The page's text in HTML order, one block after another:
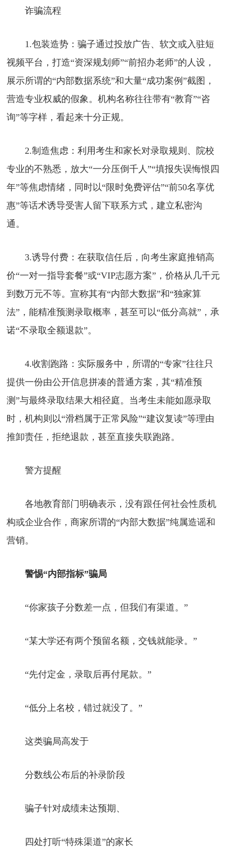
诈骗流程
1.包装造势：骗子通过投放广告、软文或入驻短
视频平台，打造“资深规划师”“前招办老师”的人设，
展示所谓的“内部数据系统”和大量“成功案例”截图，
营造专业权威的假象。机构名称往往带有“教育”“咨
询”等字样，看起来十分正规。
2.制造焦虑：利用考生和家长对录取规则、院校
专业的不熟悉，放大“一分压倒千人”“填报失误悔恨四
年”等焦虑情绪，同时以“限时免费评估”“前50名享优
惠”等话术诱导受害人留下联系方式，建立私密沟
通。
3.诱导付费：在获取信任后，向考生家庭推销高
价“一对一指导套餐”或“VIP志愿方案”，价格从几千元
到数万元不等。宣称其有“内部大数据”和“独家算
法”，能精准预测录取概率，甚至可以“低分高就”，承
诺“不录取全额退款”。
4.收割跑路：实际服务中，所谓的“专家”往往只
提供一份由公开信息拼凑的普通方案，其“精准预
测”与最终录取结果大相径庭。当考生未能如愿录取
时，机构则以“滑档属于正常风险”“建议复读”等理由
推卸责任，拒绝退款，甚至直接失联跑路。
警方提醒
各地教育部门明确表示，没有跟任何社会性质机
构或企业合作，商家所谓的“内部大数据”纯属造谣和
营销。
警惕“内部指标”骗局
“你家孩子分数差一点，但我们有渠道。”
“某大学还有两个预留名额，交钱就能录。”
“先付定金，录取后再付尾款。”
“低分上名校，错过就没了。”
这类骗局高发于
分数线公布后的补录阶段
骗子针对成绩未达预期、
四处打听“特殊渠道”的家长